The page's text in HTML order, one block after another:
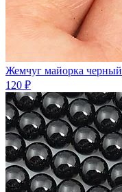
Жемчуг майорка черный
120 ₽